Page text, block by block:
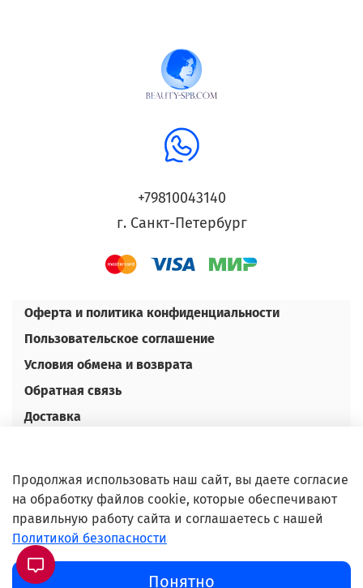
+79810043140
г. Санкт-Петербург
Оферта и политика конфиденциальности
Пользовательское соглашение
Условия обмена и возврата
Обратная связь
Доставка
Оптовым покупателям
©Любое использование либо копирование
материалов или подборки материалов сайта,
элементов дизайна и оформления допускается
Продолжая использовать наш сайт, вы даете согласие
на обработку файлов cookie, которые обеспечивают
правильную работу сайта и соглашаетесь с нашей
Политикой безопасности
Понятно